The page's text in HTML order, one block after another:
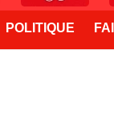
POLITIQUE